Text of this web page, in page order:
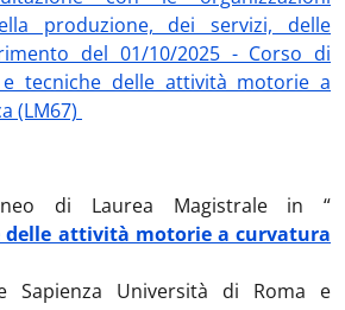
produzione, dei servizi, delle
del 01/10/2025 - Corso di
e tecniche delle attività motorie a
(LM67)
di Laurea Magistrale in “
delle attività motorie a curvatura
Sapienza Università di Roma e